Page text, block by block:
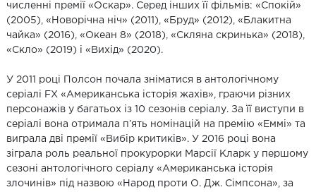
численні премії «Оскар». Серед інших її фільмів: «Спокій»
(2005), «Новорічна ніч» (2011), «Бруд» (2012), «Блакитна
чайка» (2016), «Океан 8» (2018), «Скляна скринька» (2018),
«Скло» (2019) і «Вихід» (2020).
У 2011 році Полсон почала зніматися в антологічному
серіалі FX «Американська історія жахів», граючи різних
персонажів у багатьох із 10 сезонів серіалу. За її виступи в
серіалі вона отримала п’ять номінацій на премію «Еммі» та
виграла дві премії «Вибір критиків». У 2016 році вона
зіграла роль реальної прокурорки Марсії Кларк у першому
сезоні антологічного серіалу «Американська історія
злочинів» під назвою «Народ проти О. Дж. Сімпсона», за